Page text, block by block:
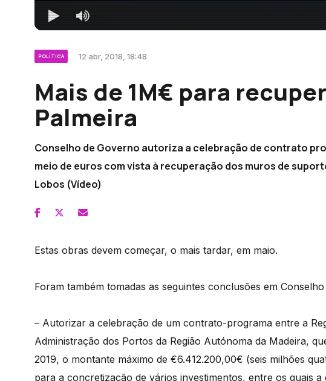
POLÍTICA 12 abr, 2018, 18:48
Mais de 1M€ para
Palmeira
Conselho de Governo autoriza a celebração de contrato
meio de euros com vista à recuperação dos muros de
Lobos (Vídeo)
Estas obras devem começar, o mais tardar, em maio.
Foram também tomadas as seguintes conclusões em
– Autorizar a celebração de um contrato-programa entre a
Administração dos Portos da Região Autónoma da Madeira,
2019, o montante máximo de €6.412.200,00€ (seis milhões
para a concretização de vários investimentos, entre os quais